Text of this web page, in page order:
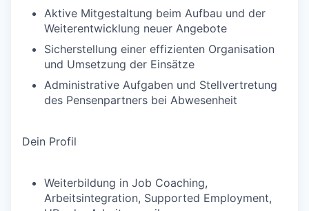
Aktive Mitgestaltung beim Aufbau und der
Weiterentwicklung neuer Angebote
Sicherstellung einer effizienten Organisation
und Umsetzung der Einsätze
Administrative Aufgaben und Stellvertretung
des Pensenpartners bei Abwesenheit
Dein Profil
Weiterbildung in Job Coaching,
Arbeitsintegration, Supported Employment,